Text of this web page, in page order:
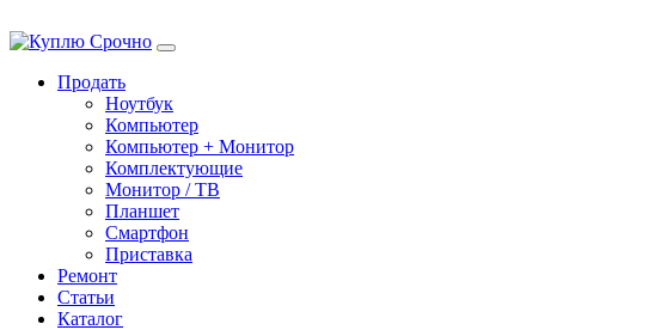
Продать
Ноутбук
Компьютер
Компьютер + Монитор
Комплектующие
Монитор / ТВ
Планшет
Смартфон
Приставка
Ремонт
Статьи
Каталог